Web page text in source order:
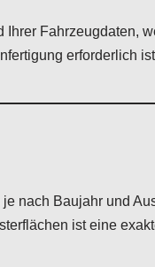
Ihrer Fahrzeugdaten,
erforderlich
nach Baujahr und
ist eine